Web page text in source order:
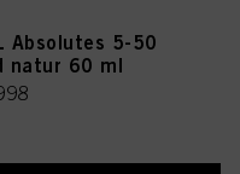
Absolutes 5-50
natur 60 ml